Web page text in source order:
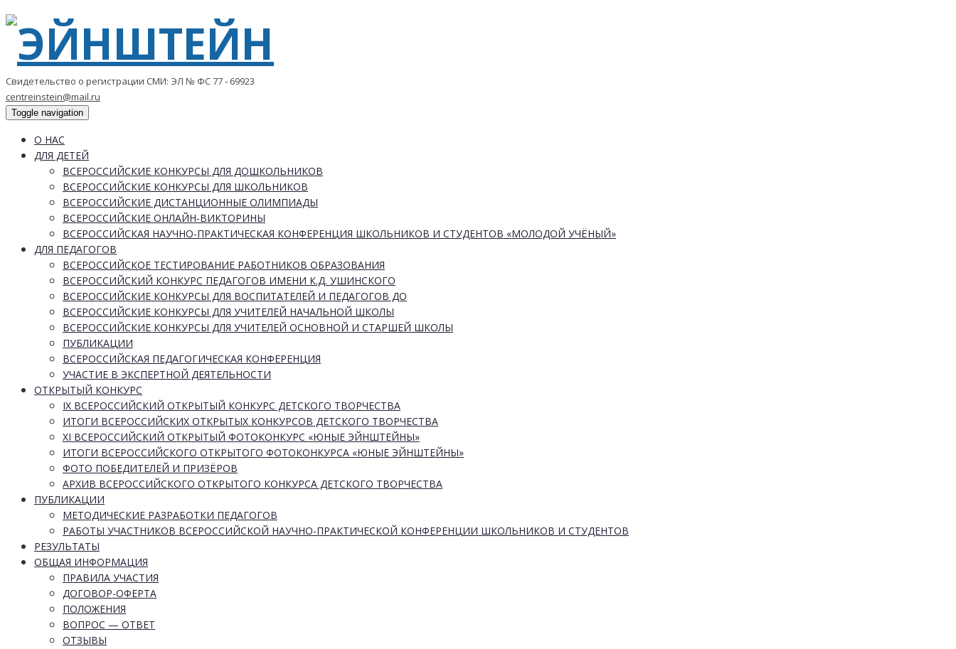
Свидетельство о регистрации СМИ: ЭЛ № ФС 77 - 69923
centreinstein@mail.ru
Toggle navigation
О НАС
ДЛЯ ДЕТЕЙ
ВСЕРОССИЙСКИЕ КОНКУРСЫ ДЛЯ ДОШКОЛЬНИКОВ
ВСЕРОССИЙСКИЕ КОНКУРСЫ ДЛЯ ШКОЛЬНИКОВ
ВСЕРОССИЙСКИЕ ДИСТАНЦИОННЫЕ ОЛИМПИАДЫ
ВСЕРОССИЙСКИЕ ОНЛАЙН-ВИКТОРИНЫ
ВСЕРОССИЙСКАЯ НАУЧНО-ПРАКТИЧЕСКАЯ КОНФЕРЕНЦИЯ ШКОЛЬНИКОВ И СТУДЕНТОВ «МОЛОДОЙ УЧЁНЫЙ»
ДЛЯ ПЕДАГОГОВ
ВСЕРОССИЙСКОЕ ТЕСТИРОВАНИЕ РАБОТНИКОВ ОБРАЗОВАНИЯ
ВСЕРОССИЙСКИЙ КОНКУРС ПЕДАГОГОВ ИМЕНИ К.Д. УШИНСКОГО
ВСЕРОССИЙСКИЕ КОНКУРСЫ ДЛЯ ВОСПИТАТЕЛЕЙ И ПЕДАГОГОВ ДО
ВСЕРОССИЙСКИЕ КОНКУРСЫ ДЛЯ УЧИТЕЛЕЙ НАЧАЛЬНОЙ ШКОЛЫ
ВСЕРОССИЙСКИЕ КОНКУРСЫ ДЛЯ УЧИТЕЛЕЙ ОСНОВНОЙ И СТАРШЕЙ ШКОЛЫ
ПУБЛИКАЦИИ
ВСЕРОССИЙСКАЯ ПЕДАГОГИЧЕСКАЯ КОНФЕРЕНЦИЯ
УЧАСТИЕ В ЭКСПЕРТНОЙ ДЕЯТЕЛЬНОСТИ
ОТКРЫТЫЙ КОНКУРС
IX ВСЕРОССИЙСКИЙ ОТКРЫТЫЙ КОНКУРС ДЕТСКОГО ТВОРЧЕСТВА
ИТОГИ ВСЕРОССИЙСКИХ ОТКРЫТЫХ КОНКУРСОВ ДЕТСКОГО ТВОРЧЕСТВА
XI ВСЕРОССИЙСКИЙ ОТКРЫТЫЙ ФОТОКОНКУРС «ЮНЫЕ ЭЙНШТЕЙНЫ»
ИТОГИ ВСЕРОССИЙСКОГО ОТКРЫТОГО ФОТОКОНКУРСА «ЮНЫЕ ЭЙНШТЕЙНЫ»
ФОТО ПОБЕДИТЕЛЕЙ И ПРИЗЁРОВ
АРХИВ ВСЕРОССИЙСКОГО ОТКРЫТОГО КОНКУРСА ДЕТСКОГО ТВОРЧЕСТВА
ПУБЛИКАЦИИ
МЕТОДИЧЕСКИЕ РАЗРАБОТКИ ПЕДАГОГОВ
РАБОТЫ УЧАСТНИКОВ ВСЕРОССИЙСКОЙ НАУЧНО-ПРАКТИЧЕСКОЙ КОНФЕРЕНЦИИ ШКОЛЬНИКОВ И СТУДЕНТОВ
РЕЗУЛЬТАТЫ
ОБЩАЯ ИНФОРМАЦИЯ
ПРАВИЛА УЧАСТИЯ
ДОГОВОР-ОФЕРТА
ПОЛОЖЕНИЯ
ВОПРОС — ОТВЕТ
ОТЗЫВЫ